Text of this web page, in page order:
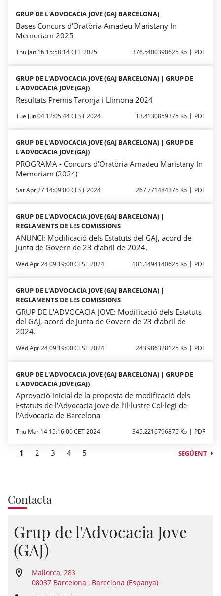
GRUP DE L'ADVOCACIA JOVE (GAJ BARCELONA)
Bases Concurs d'Oratòria Amadeu Maristany In
Memoriam 2025
Thu Jan 16 15:58:14 CET 2025 376.5400390625 Kb PDF
GRUP DE L'ADVOCACIA JOVE (GAJ BARCELONA) | GRUP DE
L'ADVOCACIA JOVE (GAJ)
Resultats Premis Taronja i Llimona 2024
Tue Jun 04 12:05:44 CEST 2024 13.4130859375 Kb PDF
GRUP DE L'ADVOCACIA JOVE (GAJ BARCELONA) | GRUP DE
L'ADVOCACIA JOVE (GAJ)
PROGRAMA - Concurs d'Oratòria Amadeu Maristany In
Memoriam (2024)
Sat Apr 27 14:09:00 CEST 2024 267.771484375 Kb PDF
GRUP DE L'ADVOCACIA JOVE (GAJ BARCELONA) |
REGLAMENTS DE LES COMISSIONS
ANUNCI: Modificació dels Estatuts del GAJ, acord de
Junta de Govern de 23 d’abril de 2024.
Wed Apr 24 09:19:00 CEST 2024 101.1494140625 Kb PDF
GRUP DE L'ADVOCACIA JOVE (GAJ BARCELONA) |
REGLAMENTS DE LES COMISSIONS
GRUP DE L'ADVOCACIA JOVE: Modificació dels Estatuts
del GAJ, acord de Junta de Govern de 23 d’abril de
2024.
Wed Apr 24 09:19:00 CEST 2024 243.986328125 Kb PDF
GRUP DE L'ADVOCACIA JOVE (GAJ BARCELONA) | GRUP DE
L'ADVOCACIA JOVE (GAJ)
Aprovació inicial de la proposta de modificació dels
Estatuts de l'Advocacia Jove de l’Il·lustre Col·legi de
l'Advocacia de Barcelona
Thu Mar 14 15:16:00 CET 2024 345.2216796875 Kb PDF
1 2 3 4 5 SEGÜENT
Contacta
Grup de l'Advocacia Jove
(GAJ)
Mallorca, 283
08037 Barcelona , Barcelona (Espanya)